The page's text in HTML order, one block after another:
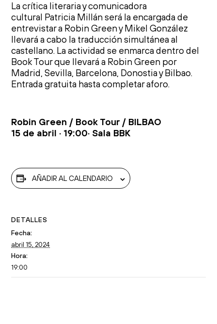
La crítica literaria y comunicadora
cultural Patricia Millán será la encargada de
entrevistar a Robin Green y Mikel González
llevará a cabo la traducción simultánea al
castellano. La actividad se enmarca dentro del
Book Tour que llevará a Robin Green por
Madrid, Sevilla, Barcelona, Donostia y Bilbao.
Entrada gratuita hasta completar aforo.
Robin Green / Book Tour / BILBAO
15 de abril · 19:00· Sala BBK
AÑADIR AL CALENDARIO
DETALLES
Fecha:
abril 15, 2024
Hora:
19:00